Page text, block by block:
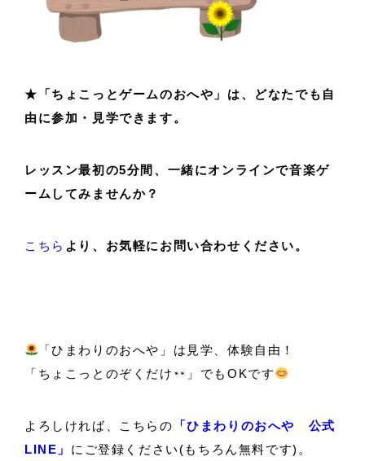
★「ちょこっとゲームのおへや」は、どなたでも自
由に参加・見学できます。
レッスン最初の5分間、一緒にオンラインで音楽ゲ
ームしてみませんか？
こちら より、お気軽にお問い合わせください。
「ひまわりのおへや」は見学、体験自由！
「ちょこっとのぞくだけ
」でもOKです
よろしければ、こちらの
「ひまわりのおへや 公式
LINE」 にご登録ください(もちろん無料です)。